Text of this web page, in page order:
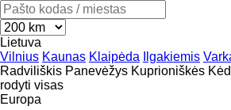
Lietuva
Vilnius Kaunas Klaipėda Ilgakiemis
Radviliškis Panevėžys Kuprioniškės
rodyti visas
Europa